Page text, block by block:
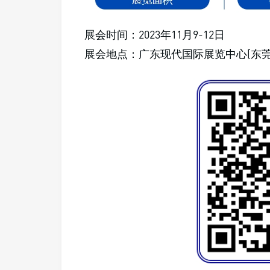
展会时间：2023年11月9-12日
展会地点：广东现代国际展览中心[东